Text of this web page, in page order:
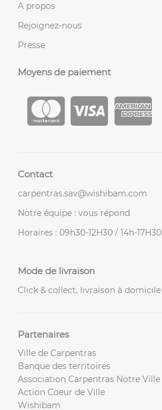
A propos
Rejoignez-nous
Presse
Moyens de paiement
Contact
carpentras.sav@wishibam.com
Notre équipe : vous répond
Horaires : 09h30-12H30 / 14h-17H30
Mode de livraison
Click & collect, livraison à domicile
Partenaires
Ville de Carpentras
Banque des territoires
Association Carpentras Notre Ville
Action Coeur de Ville
Wishibam